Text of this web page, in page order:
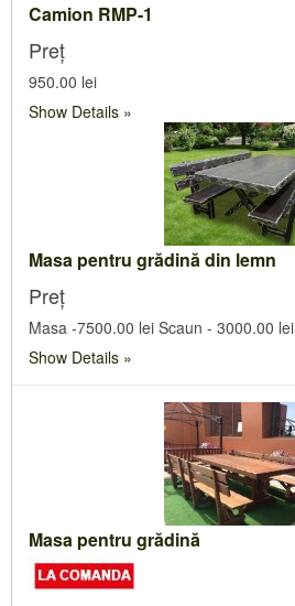
Camion RMP-1
Preț
950.00 lei
Show Details
Masa pentru grădină din lemn
Preț
Masa -7500.00 lei Scaun - 3000.00 lei
Show Details
Masa pentru grădină